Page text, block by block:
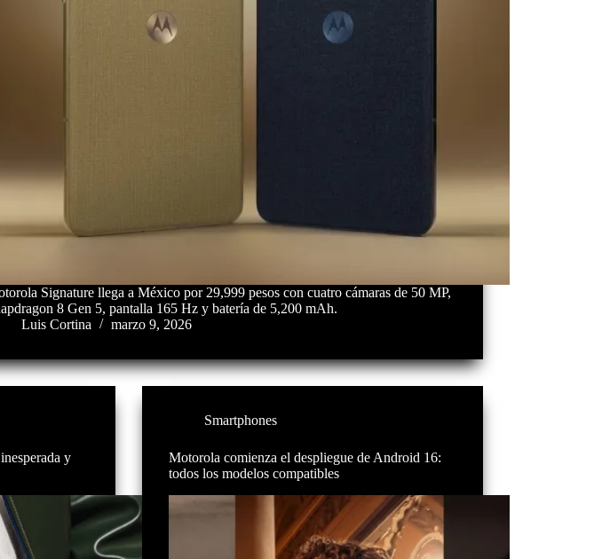
Signature llega a México por 29,999 pesos con cuatro cámaras de 50 MP,
8 Gen 5, pantalla 165 Hz y batería de 5,200 mAh.
Luis Cortina
marzo 9, 2026
y
Smartphones
Motorola comienza el despliegue de Android 16:
todos los modelos compatibles